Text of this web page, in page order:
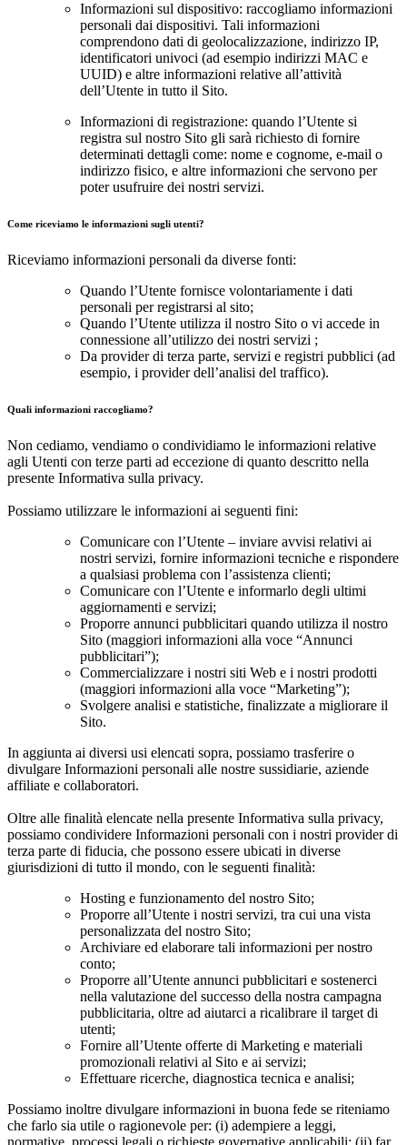
Informazioni sul dispositivo: raccogliamo informazioni
personali dai dispositivi. Tali informazioni
comprendono dati di geolocalizzazione, indirizzo IP,
identificatori univoci (ad esempio indirizzi MAC e
UUID) e altre informazioni relative all’attività
dell’Utente in tutto il Sito.
Informazioni di registrazione: quando l’Utente si
registra sul nostro Sito gli sarà richiesto di fornire
determinati dettagli come: nome e cognome, e-mail o
indirizzo fisico, e altre informazioni che servono per
poter usufruire dei nostri servizi.
Come riceviamo le informazioni sugli utenti?
Riceviamo informazioni personali da diverse fonti:
Quando l’Utente fornisce volontariamente i dati
personali per registrarsi al sito;
Quando l’Utente utilizza il nostro Sito o vi accede in
connessione all’utilizzo dei nostri servizi ;
Da provider di terza parte, servizi e registri pubblici (ad
esempio, i provider dell’analisi del traffico).
Quali informazioni raccogliamo?
Non cediamo, vendiamo o condividiamo le informazioni relative
agli Utenti con terze parti ad eccezione di quanto descritto nella
presente Informativa sulla privacy.
Possiamo utilizzare le informazioni ai seguenti fini:
Comunicare con l’Utente – inviare avvisi relativi ai
nostri servizi, fornire informazioni tecniche e rispondere
a qualsiasi problema con l’assistenza clienti;
Comunicare con l’Utente e informarlo degli ultimi
aggiornamenti e servizi;
Proporre annunci pubblicitari quando utilizza il nostro
Sito (maggiori informazioni alla voce “Annunci
pubblicitari”);
Commercializzare i nostri siti Web e i nostri prodotti
(maggiori informazioni alla voce “Marketing”);
Svolgere analisi e statistiche, finalizzate a migliorare il
Sito.
In aggiunta ai diversi usi elencati sopra, possiamo trasferire o
divulgare Informazioni personali alle nostre sussidiarie, aziende
affiliate e collaboratori.
Oltre alle finalità elencate nella presente Informativa sulla privacy,
possiamo condividere Informazioni personali con i nostri provider di
terza parte di fiducia, che possono essere ubicati in diverse
giurisdizioni di tutto il mondo, con le seguenti finalità:
Hosting e funzionamento del nostro Sito;
Proporre all’Utente i nostri servizi, tra cui una vista
personalizzata del nostro Sito;
Archiviare ed elaborare tali informazioni per nostro
conto;
Proporre all’Utente annunci pubblicitari e sostenerci
nella valutazione del successo della nostra campagna
pubblicitaria, oltre ad aiutarci a ricalibrare il target di
utenti;
Fornire all’Utente offerte di Marketing e materiali
promozionali relativi al Sito e ai servizi;
Effettuare ricerche, diagnostica tecnica e analisi;
Possiamo inoltre divulgare informazioni in buona fede se riteniamo
che farlo sia utile o ragionevole per: (i) adempiere a leggi,